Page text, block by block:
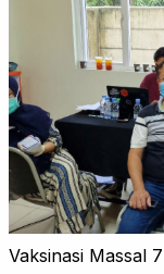
Vaksinasi Massal